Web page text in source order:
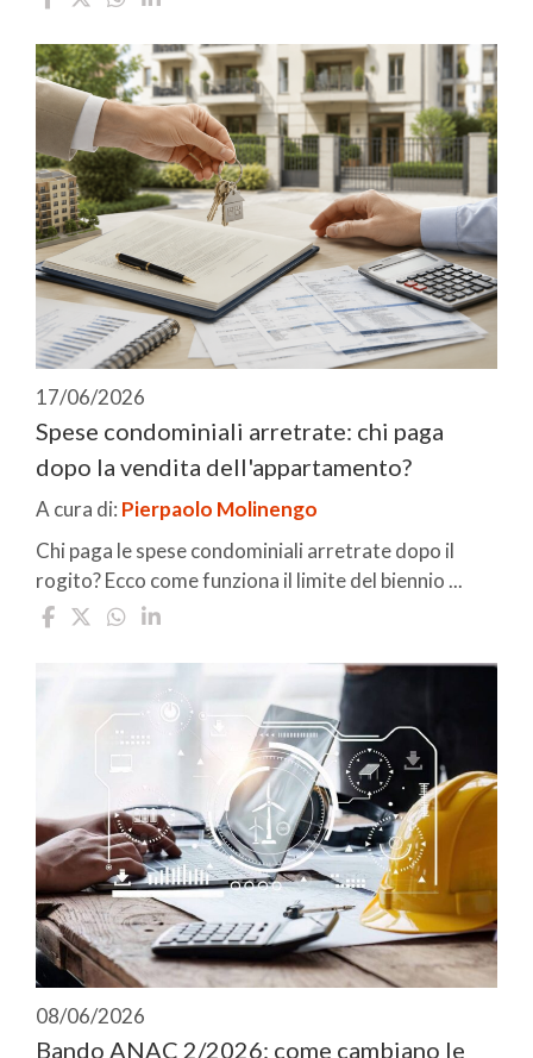
17/06/2026
Spese condominiali arretrate: chi paga
dopo la vendita dell'appartamento?
A cura di: Pierpaolo Molinengo
Chi paga le spese condominiali arretrate dopo il
rogito? Ecco come funziona il limite del biennio ...
08/06/2026
Bando ANAC 2/2026: come cambiano le